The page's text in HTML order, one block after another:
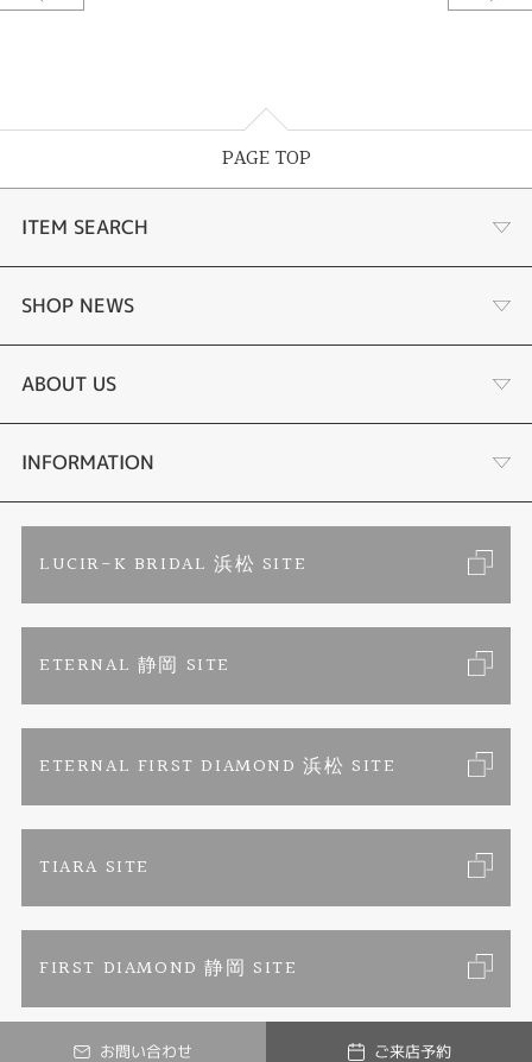
静岡県静岡市葵区呉服町2丁目7-16
〒959-0264
TEL.0256-78-8080
お問い合わせ ご来店予約
PAGE TOP
ITEM SEARCH
あこや真珠
黒蝶真珠
時計
色石
ジュエリーリフォーム
婚約指輪
Savon de Bijoux
Savon de Bijoux化粧石鹸
Loose stone Search
Mark Hiroshi Willis
SHOP NEWS
個性溢れる色石の魅力
YouTube ルシルケイチャンネル
ブライダルリングサイト
ブランドリスト
ペンを拾うお姉さん
ABOUT US
店舗情報・会社概要
お客様の声
INFORMATION
特定商取引に関する表記
LUCIR-K BRIDAL 浜松 SITE
ETERNAL 静岡 SITE
ETERNAL FIRST DIAMOND 浜松 SITE
TIARA SITE
FIRST DIAMOND 静岡 SITE
© LUCIR-K ONLINE JEWELRY SHOP